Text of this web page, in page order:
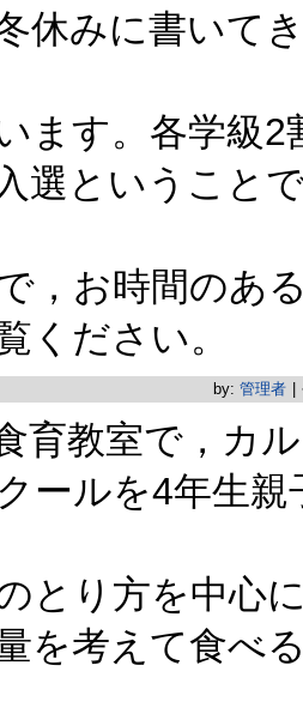
休みに書いて
ます。各学級2
選ということ
，お時間のあ
ください。
by: 管理者
育教室で，カ
ールを4年生親
とり方を中心
を考えて食べ